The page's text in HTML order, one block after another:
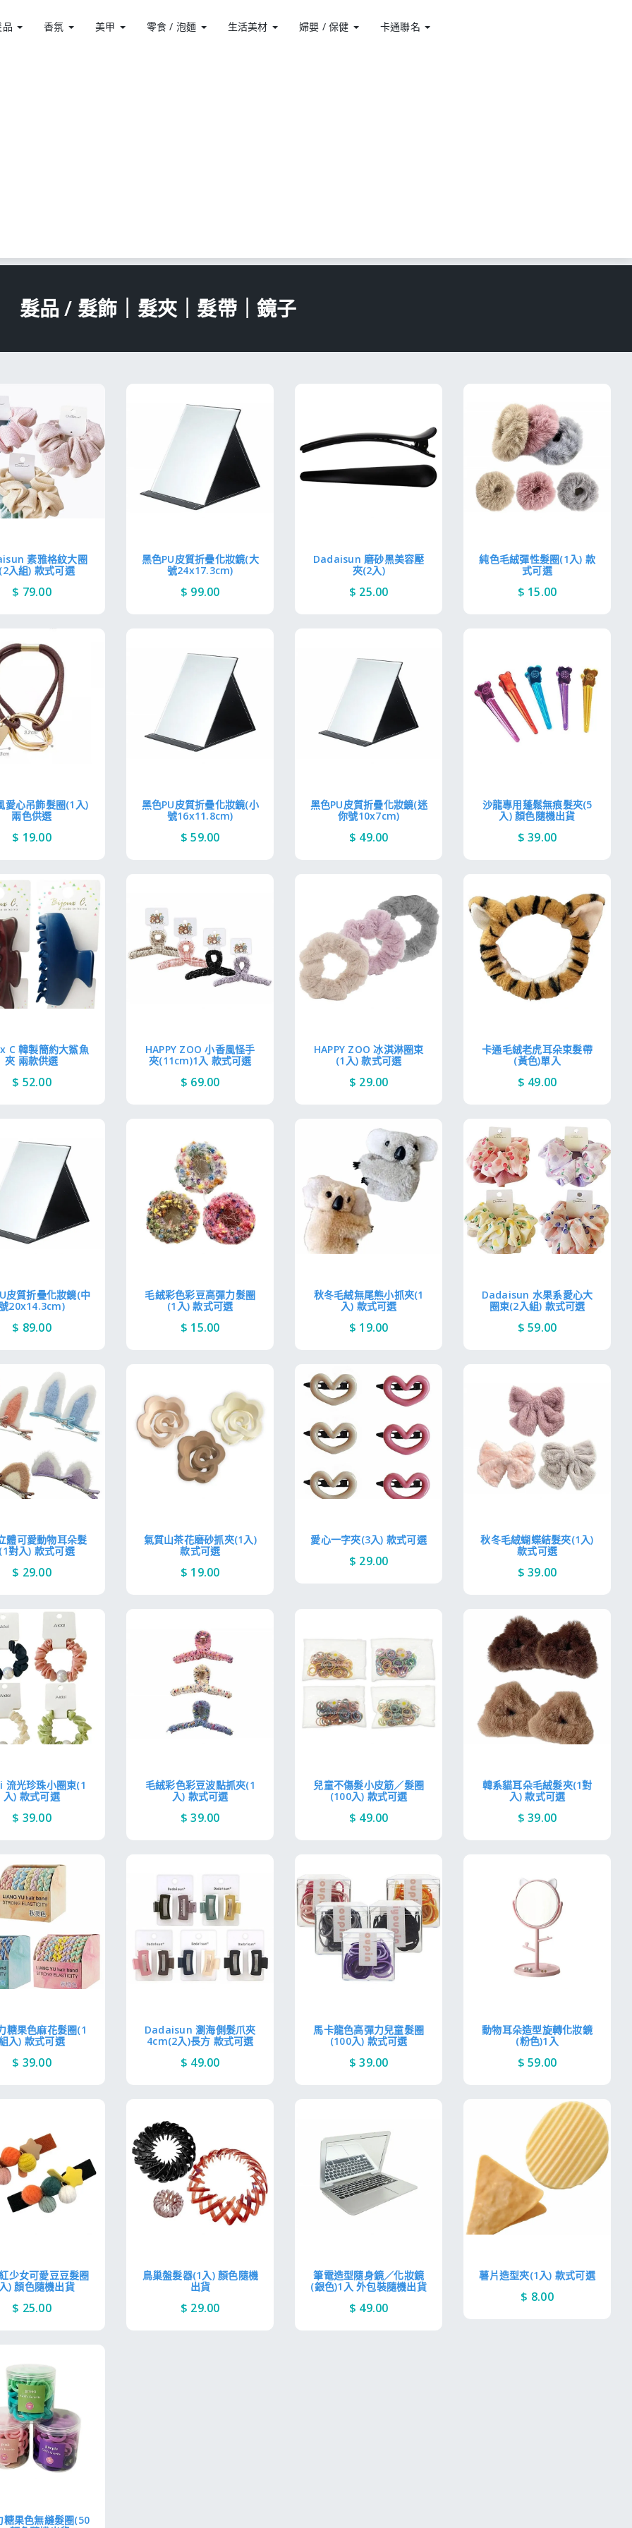
香氛 美甲 零食 / 泡麵 生活美材 婦嬰 / 保健 卡通聯名
髮品 / 髮飾｜髮夾｜髮帶｜鏡子
素雅格紋大圈
入組) 款式可選
$ 79.00
黑色PU皮質折疊化妝鏡(大
號24x17.3cm)
$ 99.00
Dadaisun 磨砂黑美容壓
夾(2入)
$ 25.00
純色毛絨彈性髮圈(1入) 款
式可選
$ 15.00
愛心吊飾髮圈(1入)
兩色供選
$ 19.00
黑色PU皮質折疊化妝鏡(小
號16x11.8cm)
$ 59.00
黑色PU皮質折疊化妝鏡(迷
你號10x7cm)
$ 49.00
沙龍專用蓬鬆無痕髮夾(5
入) 顏色隨機出貨
$ 39.00
C 韓製簡約大鯊魚
夾 兩款供選
$ 52.00
HAPPY ZOO 小香風怪手
夾(11cm)1入 款式可選
$ 69.00
HAPPY ZOO 冰淇淋圈束
(1入) 款式可選
$ 29.00
卡通毛絨老虎耳朵束髮帶
(黃色)單入
$ 49.00
皮質折疊化妝鏡(中
20x14.3cm)
$ 89.00
毛絨彩色彩豆高彈力髮圈
(1入) 款式可選
$ 15.00
秋冬毛絨無尾熊小抓夾(1
入) 款式可選
$ 19.00
Dadaisun 水果系愛心大
圈束(2入組) 款式可選
$ 59.00
體可愛動物耳朵髮
對入) 款式可選
$ 29.00
氣質山茶花磨砂抓夾(1入)
款式可選
$ 19.00
愛心一字夾(3入) 款式可選
$ 29.00
秋冬毛絨蝴蝶結髮夾(1入)
款式可選
$ 39.00
流光珍珠小圈束(1
入) 款式可選
$ 39.00
毛絨彩色彩豆波點抓夾(1
入) 款式可選
$ 39.00
兒童不傷髮小皮筋／髮圈
(100入) 款式可選
$ 49.00
韓系貓耳朵毛絨髮夾(1對
入) 款式可選
$ 39.00
糖果色麻花髮圈(1
入) 款式可選
$ 39.00
Dadaisun 瀏海側髮爪夾
4cm(2入)長方 款式可選
$ 49.00
馬卡龍色高彈力兒童髮圈
(100入) 款式可選
$ 39.00
動物耳朵造型旋轉化妝鏡
(粉色)1入
$ 59.00
少女可愛豆豆髮圈
) 顏色隨機出貨
$ 25.00
鳥巢盤髮器(1入) 顏色隨機
出貨
$ 29.00
筆電造型隨身鏡／化妝鏡
(銀色)1入 外包裝隨機出貨
$ 49.00
薯片造型夾(1入) 款式可選
$ 8.00
糖果色無縫髮圈(50